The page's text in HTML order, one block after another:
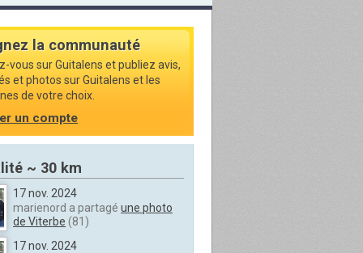
la communauté
vous sur Guitalens et publiez avis,
et photos sur Guitalens et les
de votre choix.
un compte
~ 30 km
17 nov. 2024
marienord a partagé une photo
de Viterbe (81)
17 nov. 2024